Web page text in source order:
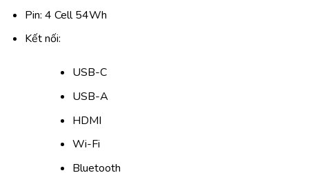
Pin: 4 Cell 54Wh
Kết nối:
USB-C
USB-A
HDMI
Wi-Fi
Bluetooth